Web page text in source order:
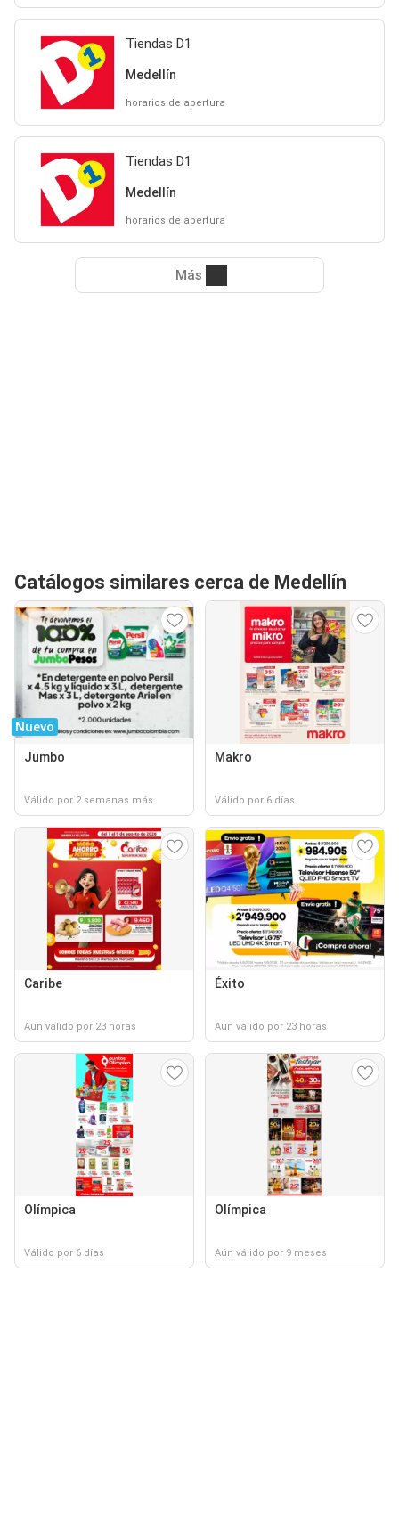
Tiendas D1
Medellín
horarios de apertura
Tiendas D1
Medellín
horarios de apertura
Más
Catálogos similares cerca de Medellín
Nuevo
Jumbo
Válido por 2 semanas más
Makro
Válido por 6 días
Caribe
Aún válido por 23 horas
Éxito
Aún válido por 23 horas
Olímpica
Válido por 6 días
Olímpica
Aún válido por 9 meses